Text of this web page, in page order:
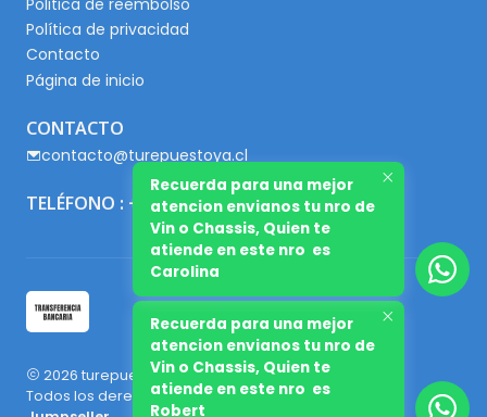
Política de privacidad
Contacto
Página de inicio
CONTACTO
contacto@turepuestoya.cl
TELÉFONO : +56 9 65667345
2026 turepuestoya.cl.
Todos los derechos reservados.Desarrollado por
Recuerda para una mejor
atencion envianos tu nro de
Vin o Chassis, Quien te
atiende en este nro es
Robert
Recuerda para una mejor
atencion envianos tu nro de
Vin o Chassis, Quien te
atiende en este nro es
Carolina